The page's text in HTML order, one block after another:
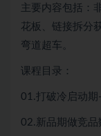
主要内容包括：
花板、链接拆分
弯道超车。
课程目录：
01.打破冷启动
02.新品期做竞